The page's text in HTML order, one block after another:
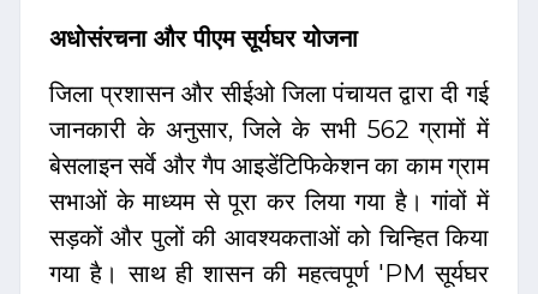
अधोसंरचना और पीएम सूर्यघर योजना
जिला प्रशासन और सीईओ जिला पंचायत द्वारा दी गई
जानकारी के अनुसार, जिले के सभी 562 ग्रामों में
बेसलाइन सर्वे और गैप आइडेंटिफिकेशन का काम ग्राम
सभाओं के माध्यम से पूरा कर लिया गया है। गांवों में
सड़कों और पुलों की आवश्यकताओं को चिन्हित किया
गया है। साथ ही शासन की महत्वपूर्ण 'PM सूर्यघर